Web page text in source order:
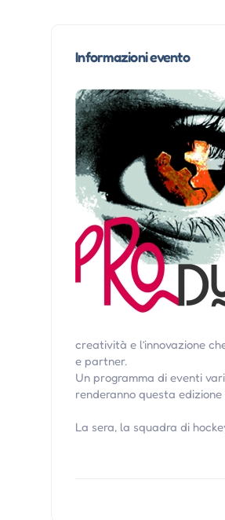
Informazioni evento
creatività e l’innovazione
e partner.
Un programma di eventi
renderanno questa
La sera, la squadra di